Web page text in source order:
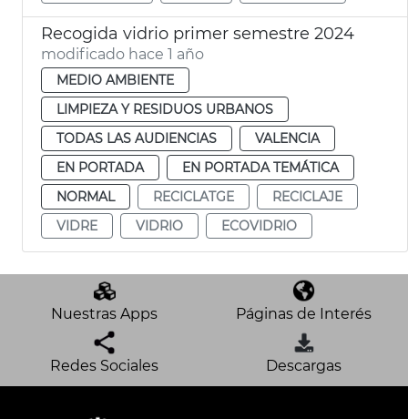
Recogida vidrio primer semestre 2024
modificado hace 1 año
MEDIO AMBIENTE
LIMPIEZA Y RESIDUOS URBANOS
TODAS LAS AUDIENCIAS
VALENCIA
EN PORTADA
EN PORTADA TEMÁTICA
NORMAL
RECICLATGE
RECICLAJE
VIDRE
VIDRIO ECOVIDRIO
Nuestras Apps Páginas de Interés
Redes Sociales Descargas